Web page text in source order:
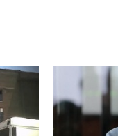
გადახედვა